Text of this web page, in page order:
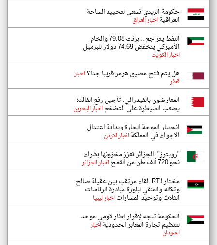
حكومة الزيدي تسعى لتحييد الساحة
العراقيةاخبار العراق
النفط يتراجع .. برنت 79.08 والخام
الأميركي ينخفض 74.69 دولار للبرميل
اخبار الكويت
هل يتم فتح مضيق هرمز قريبا جدا؟اخبار
قطر
المعارضون بالفيدرالي: تأجيل رفع الفائدة
يصعب السيطرة على التضخماخبار البحرين
انحسار الموجة الحارة وبداية اعتدال
الاجواء في المملكةاخبار الاردن
"رويترز": الجزائر تعزز مخزونها بشراء
نحو 720 ألف طن من القمح اخبار الجزائر
مختار لـRT: لقاء مرتقب بين عقيلة صالح
وتكالة والمنفي لبلورة مبادرة الرئاسات
الثلاث وتوحيد المساراتاخبار ليبيا
الحكومة تتجه لإقرار إطار قومي موحد
لتنظيم تجارة المعابر الحدوديةاخبار
السودان